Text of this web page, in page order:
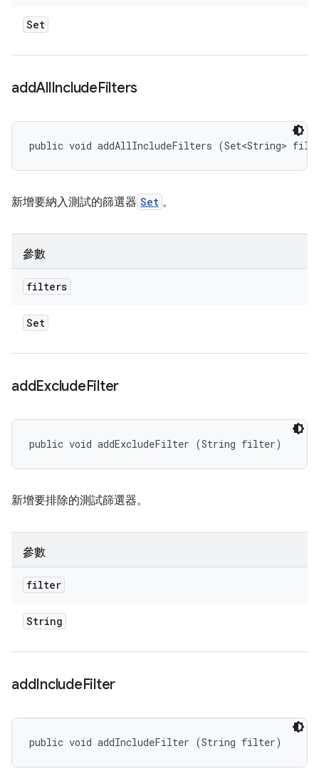
Set
addAllIncludeFilters
public void addAllIncludeFilters (Set<String>
新增要納入測試的篩選器 Set 。
參數
filters
Set
addExcludeFilter
public void addExcludeFilter (String filter)
新增要排除的測試篩選器。
參數
filter
String
addIncludeFilter
public void addIncludeFilter (String filter)